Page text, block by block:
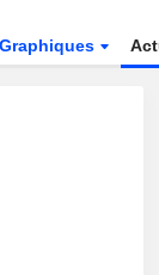
Graphiques